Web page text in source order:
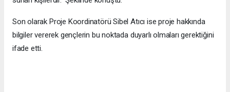
Son olarak Proje Koordinatörü Sibel Atıcı ise proje hakkında
bilgiler vererek gençlerin bu noktada duyarlı olmaları gerektiğini
ifade etti.